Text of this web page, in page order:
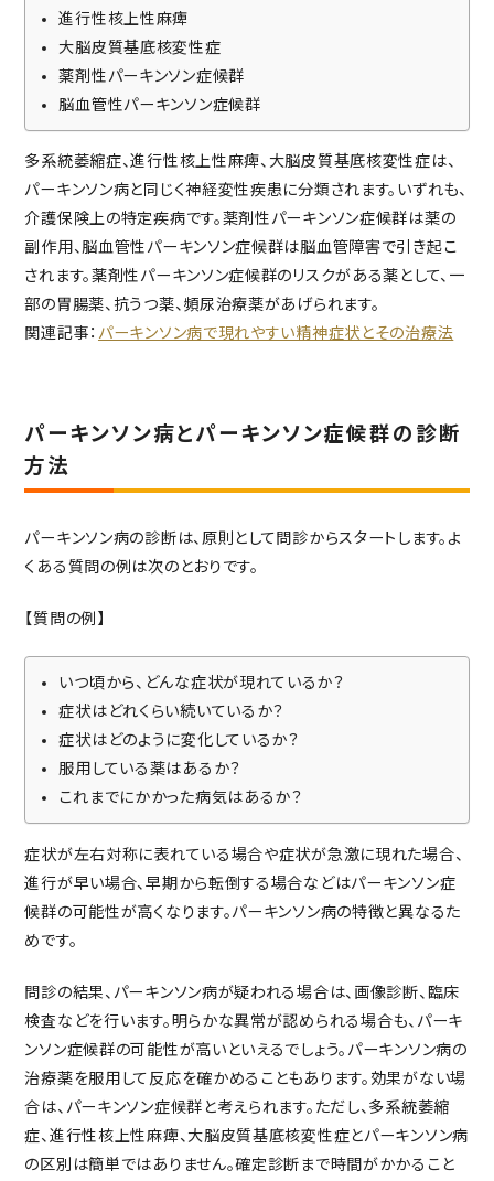
進行性核上性麻痺
大脳皮質基底核変性症
薬剤性パーキンソン症候群
脳血管性パーキンソン症候群
多系統萎縮症、進行性核上性麻痺、大脳皮質基底核変性症は、
パーキンソン病と同じく神経変性疾患に分類されます。いずれも、
介護保険上の特定疾病です。薬剤性パーキンソン症候群は薬の
副作用、脳血管性パーキンソン症候群は脳血管障害で引き起こ
されます。薬剤性パーキンソン症候群のリスクがある薬として、一
部の胃腸薬、抗うつ薬、頻尿治療薬があげられます。
関連記事： パーキンソン病で現れやすい精神症状とその治療法
パーキンソン病とパーキンソン症候群の診断
方法
パーキンソン病の診断は、原則として問診からスタートします。よ
くある質問の例は次のとおりです。
【質問の例】
いつ頃から、どんな症状が現れているか？
症状はどれくらい続いているか？
症状はどのように変化しているか？
服用している薬はあるか？
これまでにかかった病気はあるか？
症状が左右対称に表れている場合や症状が急激に現れた場合、
進行が早い場合、早期から転倒する場合などはパーキンソン症
候群の可能性が高くなります。パーキンソン病の特徴と異なるた
めです。
問診の結果、パーキンソン病が疑われる場合は、画像診断、臨床
検査などを行います。明らかな異常が認められる場合も、パーキ
ンソン症候群の可能性が高いといえるでしょう。パーキンソン病の
治療薬を服用して反応を確かめることもあります。効果がない場
合は、パーキンソン症候群と考えられます。ただし、多系統萎縮
症、進行性核上性麻痺、大脳皮質基底核変性症とパーキンソン病
の区別は簡単ではありません。確定診断まで時間がかかること